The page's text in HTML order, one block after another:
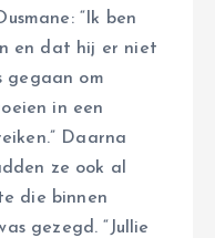
“Ik ben
en dat hij er niet
gegaan om
in een
Daarna
ze ook al
die binnen
gezegd. “Jullie